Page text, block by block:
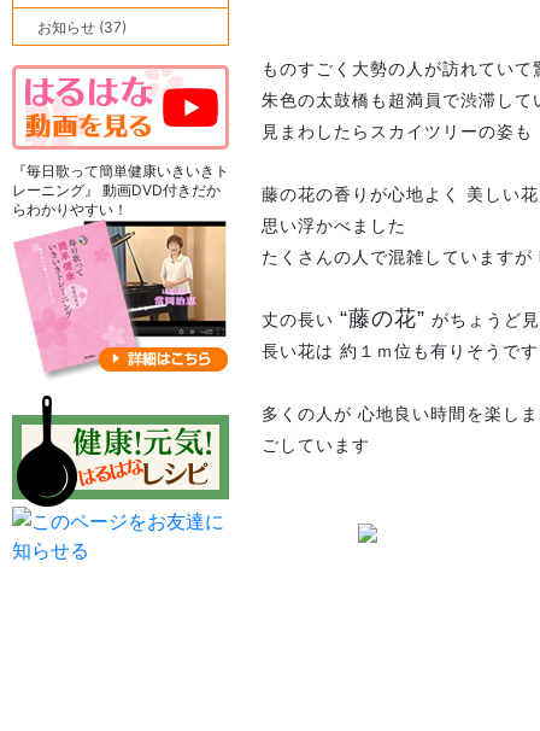
ものすごく大勢の人が訪れていて
朱色の太鼓橋も超満員で渋滞して
見まわしたらスカイツリーの姿
藤の花の香りが心地よく 美しい
思い浮かべました
たくさんの人で混雑しています
丈の長い “藤の花” がちょうど
長い花は 約１ｍ位も有りそうです
多くの人が 心地良い時間を楽し
ごしています
お知らせ (37)
『毎日歌って簡単健康いきいきト
レーニング』 動画DVD付きだか
らわかりやすい！